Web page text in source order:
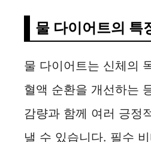
물 다이어트의 특
물 다이어트는 신체의
혈액 순환을 개선하는
감량과 함께 여러 긍정
낼 수 있습니다. 필수